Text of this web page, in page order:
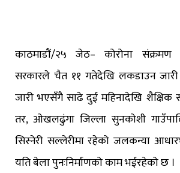
काठमाडौं/२५ जेठ– कोरोना संक्रमण
सरकारले चैत ११ गतेदेखि लकडाउन
जारी भएसँगै साढे दुई महिनादेखि शैक्षिक
तर, ओखलढुंगा जिल्ला सुनकोशी
सिस्नेरी सल्लेरीमा रहेको जलकन्या
यति बेला पुनःनिर्माणको काम भईरहेको छ ।